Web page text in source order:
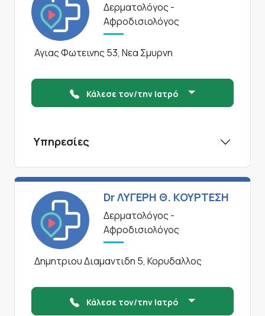
Δερματολόγος -
Αφροδισιολόγος
Αγιας Φωτεινης 53, Νεα Σμυρνη
Κάλεσε τον/την Ιατρό
Υπηρεσίες
Dr ΛΥΓΕΡΗ Θ. ΚΟΥΡΤΕΣΗ
Δερματολόγος -
Αφροδισιολόγος
Δημητριου Διαμαντιδη 5, Κορυδαλλος
Κάλεσε τον/την Ιατρό